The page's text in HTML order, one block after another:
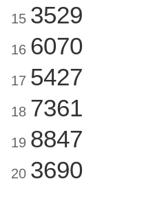
15 3529
16 6070
17 5427
18 7361
19 8847
20 3690